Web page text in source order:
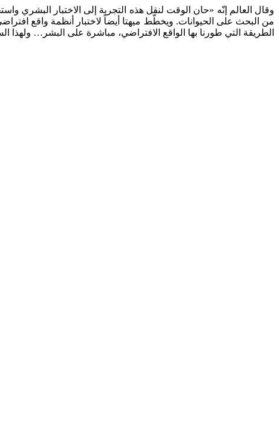
وقال العالم إنّه «حان الوقت لنقل هذه التجربة إلى الاختبار البشري
من البحث على الحيوانات. ويخطّط ميهتا أيضاً لاختبار أنظمة واقع
الطريقة التي طورنا بها الواقع الافتراضي، مباشرة على البشر… ولهذا